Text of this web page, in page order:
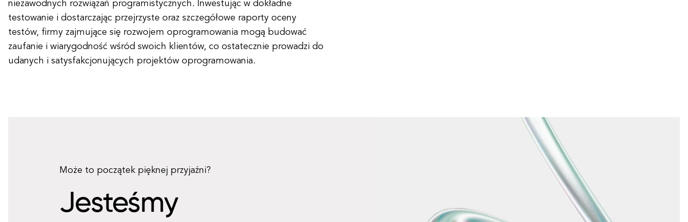
niezawodnych rozwiązań programistycznych. Inwestując w dokładne
testowanie i dostarczając przejrzyste oraz szczegółowe raporty oceny
testów, firmy zajmujące się rozwojem oprogramowania mogą budować
zaufanie i wiarygodność wśród swoich klientów, co ostatecznie prowadzi do
udanych i satysfakcjonujących projektów oprogramowania.
Może to początek pięknej przyjaźni?
Jesteśmy